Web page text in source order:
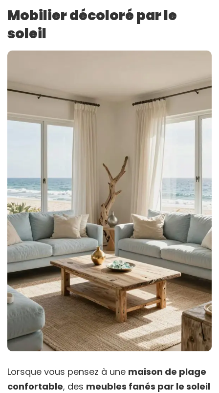
Mobilier décoloré par le
soleil
Lorsque vous pensez à une maison de plage
confortable, des meubles fanés par le soleil